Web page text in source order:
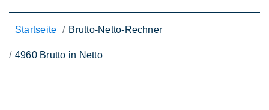
Startseite Brutto-Netto-Rechner
4960 Brutto in Netto